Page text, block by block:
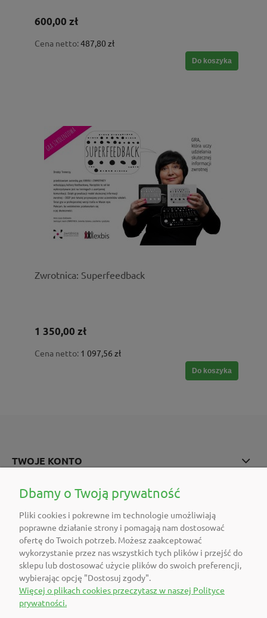
600,00 zł
Cena netto:487,80 zł
Do koszyka
Zwrotnica: Superfeedback
1 350,00 zł
Cena netto: 1 097,56 zł
Do koszyka
TWOJE KONTO
POMOC
O FIRMIE
POLECAMY
DOŁĄCZ DO NAS
Dbamy o Twoją prywatność
Pliki cookies i pokrewne im technologie umożliwiają
poprawne działanie strony i pomagają nam dostosować
ofertę do Twoich potrzeb. Możesz zaakceptować
wykorzystanie przez nas wszystkich tych plików i przejść do
sklepu lub dostosować użycie plików do swoich preferencji,
wybierając opcję "Dostosuj zgody".
Więcej o plikach cookies przeczytasz w naszej Polityce
prywatności.